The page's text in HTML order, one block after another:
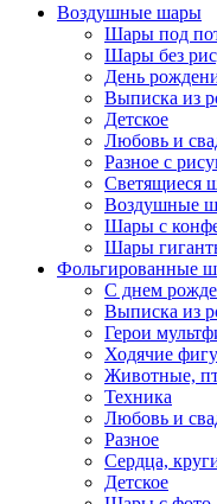
Воздушные шары
Шары под
Шары без
День
Выписка из
Детское
Любовь и
Разное с
Светящиеся
Воздушные
Шары с
Шары
Фольгированные
С днем
Выписка из
Герои
Ходячие
Животные,
Техника
Любовь и
Разное
Сердца,
Детское